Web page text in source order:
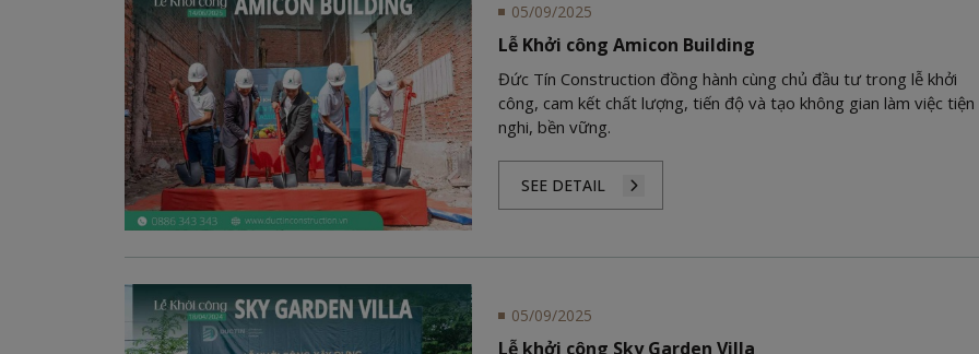
05/09/2025
Lễ Khởi công Amicon Building
Đức Tín Construction đồng hành cùng chủ đầu tư trong lễ khởi
công, cam kết chất lượng, tiến độ và tạo không gian làm việc tiện
nghi, bền vững.
SEE DETAIL
05/09/2025
Lễ khởi công Sky Garden Villa